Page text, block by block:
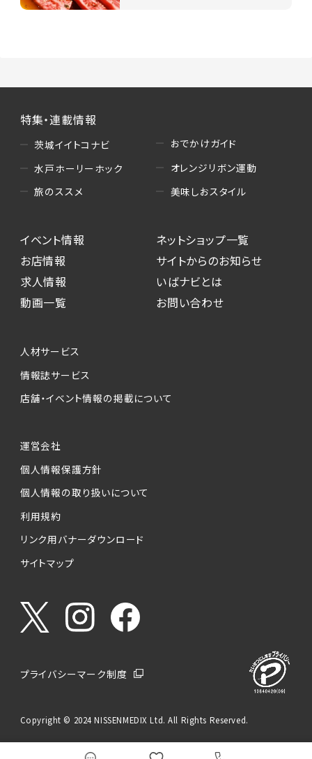
特集・連載情報
茨城イイトコナビ
水戸ホーリーホック
旅のススメ
おでかけガイド
オレンジリボン運動
美味しおスタイル
イベント情報
お店情報
求人情報
動画一覧
ネットショップ一覧
サイトからのお知らせ
いばナビとは
お問い合わせ
人材サービス
情報誌サービス
店舗・イベント情報の掲載について
運営会社
個人情報保護方針
個人情報の取り扱いについて
利用規約
リンク用バナーダウンロード
サイトマップ
プライバシーマーク制度
Copyright © 2024 NISSENMEDIX Ltd. All Rights Reserved.